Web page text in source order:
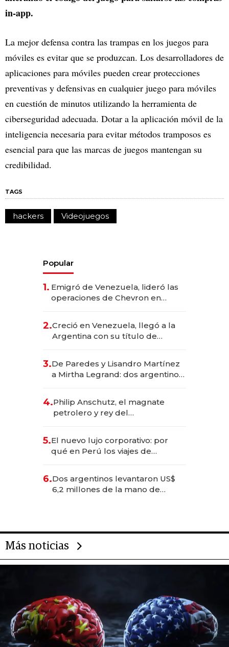
in-app.
La mejor defensa contra las trampas en los juegos para
móviles es evitar que se produzcan. Los desarrolladores de
aplicaciones para móviles pueden crear protecciones
preventivas y defensivas en cualquier juego para móviles
en cuestión de minutos utilizando la herramienta de
ciberseguridad adecuada. Dotar a la aplicación móvil de la
inteligencia necesaria para evitar métodos tramposos es
esencial para que las marcas de juegos mantengan su
credibilidad.
TAGS
hackers Videojuegos
Popular
1. Emigró de Venezuela, lideró las
operaciones de Chevron en
2.Creció en Venezuela, llegó a la
Argentina con su título de
las marcas "fast premium"
3.De Paredes y Lisandro Martínez
a Mirtha Legrand: dos argentinos
4.Philip Anschutz, el magnate
petrolero y rey del
Fénix
5.El nuevo lujo corporativo: por
qué en Perú los viajes de
para convertirse en experiencias
transformadoras
6.Dos argentinos levantaron US$
6,2 millones de la mano de
Más noticias